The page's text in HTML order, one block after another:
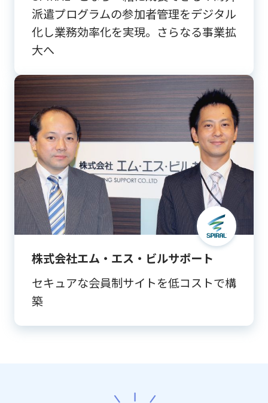
派遣プログラムの参加者管理をデジタル
化し業務効率化を実現。さらなる事業拡
大へ
株式会社エム・エス・ビルサポート
セキュアな会員制サイトを低コストで構
築